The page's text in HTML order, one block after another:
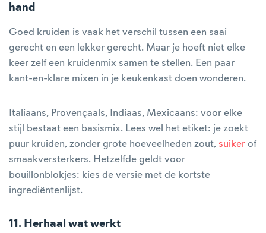
hand
Goed kruiden is vaak het verschil tussen een saai
gerecht en een lekker gerecht. Maar je hoeft niet elke
keer zelf een kruidenmix samen te stellen. Een paar
kant-en-klare mixen in je keukenkast doen wonderen.
Italiaans, Provençaals, Indiaas, Mexicaans: voor elke
stijl bestaat een basismix. Lees wel het etiket: je zoekt
puur kruiden, zonder grote hoeveelheden zout, suiker of
smaakversterkers. Hetzelfde geldt voor
bouillonblokjes: kies de versie met de kortste
ingrediëntenlijst.
11. Herhaal wat werkt